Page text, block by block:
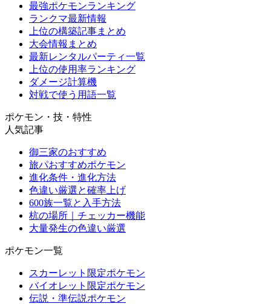
最強ポケモンランキング
ランクマ最新情報
上位の構築記事まとめ
大会情報まとめ
最新レンタルパーティ一覧
上位の使用率ランキング
ダメージ計算機
対戦で使う用語一覧
ポケモン・技・特性
人気記事
御三家のおすすめ
旅パおすすめポケモン
進化条件・進化方法
色違い厳選と確率上げ
600族一覧と入手方法
杭の場所｜チェッカー機能
大量発生の色違い厳選
ポケモン一覧
スカーレット限定ポケモン
バイオレット限定ポケモン
伝説・準伝説ポケモン